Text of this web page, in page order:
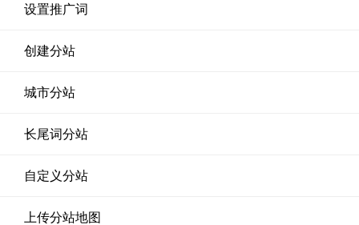
设置推广词
创建分站
城市分站
长尾词分站
自定义分站
上传分站地图